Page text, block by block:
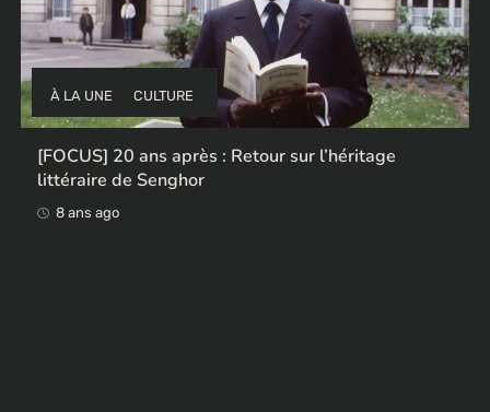
À LA UNE CULTURE
[FOCUS] 20 ans après : Retour sur l’héritage
littéraire de Senghor
8 ans ago